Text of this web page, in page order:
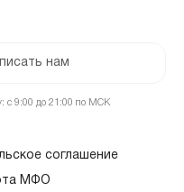
нам
с 9:00 до 21:00 по МСК
соглашение
МФО